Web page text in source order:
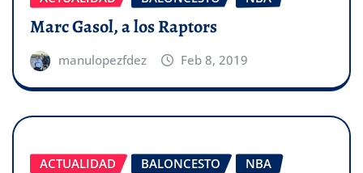
Marc Gasol, a los Raptors
manulopezfdez Feb 8, 2019
ACTUALIDAD BALONCESTO NBA